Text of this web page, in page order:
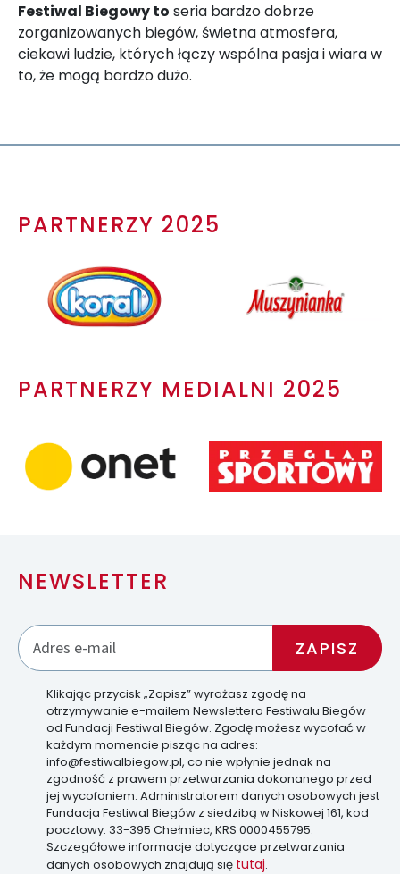
Festiwal Biegowy to seria bardzo dobrze
zorganizowanych biegów, świetna atmosfera,
ciekawi ludzie, których łączy wspólna pasja i wiara w
to, że mogą bardzo dużo.
PARTNERZY 2025
PARTNERZY MEDIALNI 2025
NEWSLETTER
Klikając przycisk „Zapisz” wyrażasz zgodę na
otrzymywanie e-mailem Newslettera Festiwalu Biegów
od Fundacji Festiwal Biegów. Zgodę możesz wycofać w
każdym momencie pisząc na adres:
info@festiwalbiegow.pl, co nie wpłynie jednak na
zgodność z prawem przetwarzania dokonanego przed
jej wycofaniem. Administratorem danych osobowych jest
Fundacja Festiwal Biegów z siedzibą w Niskowej 161, kod
pocztowy: 33-395 Chełmiec, KRS 0000455795.
Szczegółowe informacje dotyczące przetwarzania
danych osobowych znajdują się tutaj.